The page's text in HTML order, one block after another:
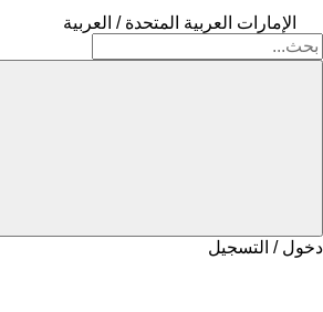
الإمارات العربية المتحدة / العربية
دخول / التسجيل